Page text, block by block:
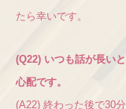
たら幸いです。
(Q22) いつも話が長い
心配です。
(A22) 終わった後で30